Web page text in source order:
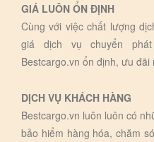
GIÁ LUÔN ỔN ĐỊNH
Cùng với việc chất lượng
giá dịch vụ chuyển
Bestcargo.vn ổn định, ưu đãi
DỊCH VỤ KHÁCH HÀNG
Bestcargo.vn luôn luôn có
bảo hiểm hàng hóa, chăm